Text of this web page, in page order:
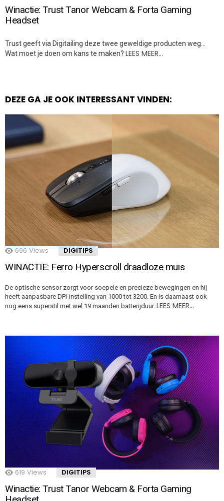
Winactie: Trust Tanor Webcam & Forta Gaming
Headset
Trust geeft via Digitailing deze twee geweldige producten weg…
Wat moet je doen om kans te maken? LEES MEER…
DEZE GA JE OOK INTERESSANT VINDEN:
696 Views DIGITIPS
WINACTIE: Ferro Hyperscroll draadloze muis
De optische sensor zorgt voor soepele en precieze bewegingen en hij
heeft aanpasbare DPI-instelling van 1000 tot 3200. En is daarnaast ook
nog eens superstil met wel 19 maanden batterijduur. LEES MEER…
619 Views DIGITIPS
Winactie: Trust Tanor Webcam & Forta Gaming